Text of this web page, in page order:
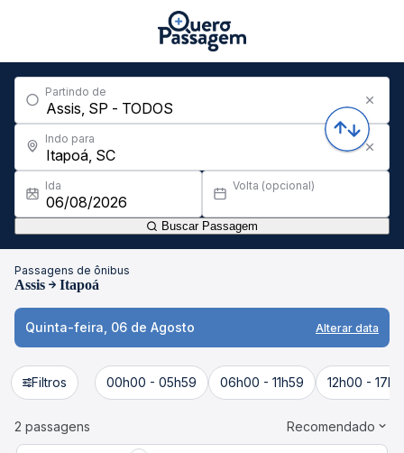
Partindo de
Indo para
Ida Volta (opcional)
Buscar Passagem
Passagens de ônibus
Assis Itapoá
Quinta-feira, 06 de Agosto Alterar data
Filtros 00h00 - 05h59 06h00 - 11h59 12h00 -
2 passagens Recomendado